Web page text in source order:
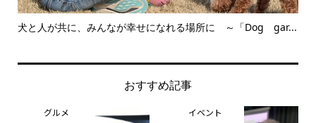
犬と人が共に、みんなが幸せになれる場所に ～「Dog gar...
おすすめ記事
グルメ イベント